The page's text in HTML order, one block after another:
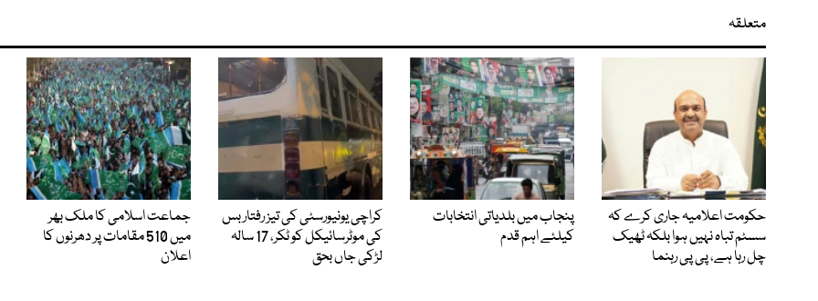
متعلقہ
حکومت اعلامیہ جاری کرے کہ
سسٹم تباہ نہیں ہوا بلکہ ٹھیک
چل رہا ہے، پی پی رہنما
پنجاب میں بلدیاتی انتخابات
کیلئے اہم قدم
کراچی یونیورسٹی کی تیز رفتار بس
کی موٹرسائیکل کو ٹکر، 17 سالہ
لڑکی جاں بحق
جماعت اسلامی کا ملک بھر
میں 510 مقامات پر دھرنوں کا
اعلان